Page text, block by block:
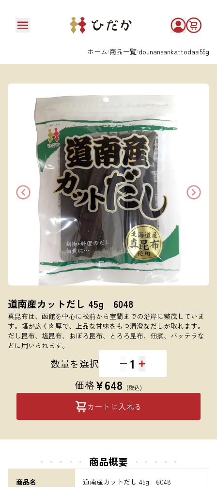
ホーム 商品一覧 dounansankattodasi55g
道南産カットだし 45g 6048
真昆布は、函館を中心に松前から室蘭までの沿岸に繁茂していま
す。幅が広く肉厚で、上品な甘味をもつ清澄なだしが取れます。
だし昆布、塩昆布、おぼろ昆布、とろろ昆布、佃煮、バッテラな
どに用いられます。
数量を選択 1
価格¥648 (税込)
カートに入れる
・・・・・ 商品概要 ・・・・・
商品名 道南産カットだし 45g　6048